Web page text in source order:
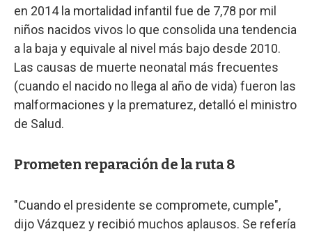
en 2014 la mortalidad infantil fue de 7,78 por mil
niños nacidos vivos lo que consolida una tendencia
a la baja y equivale al nivel más bajo desde 2010.
Las causas de muerte neonatal más frecuentes
(cuando el nacido no llega al año de vida) fueron las
malformaciones y la prematurez, detalló el ministro
de Salud.
Prometen reparación de la ruta 8
"Cuando el presidente se compromete, cumple",
dijo Vázquez y recibió muchos aplausos. Se refería